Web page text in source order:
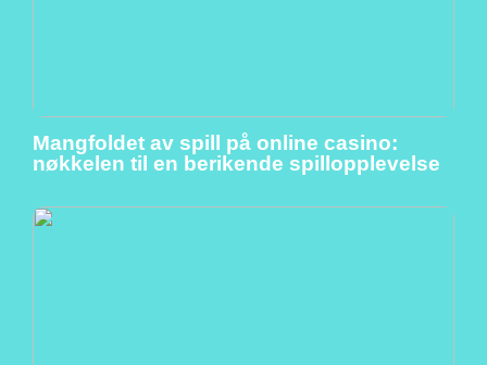
Mangfoldet av spill på online casino:
nøkkelen til en berikende spillopplevelse